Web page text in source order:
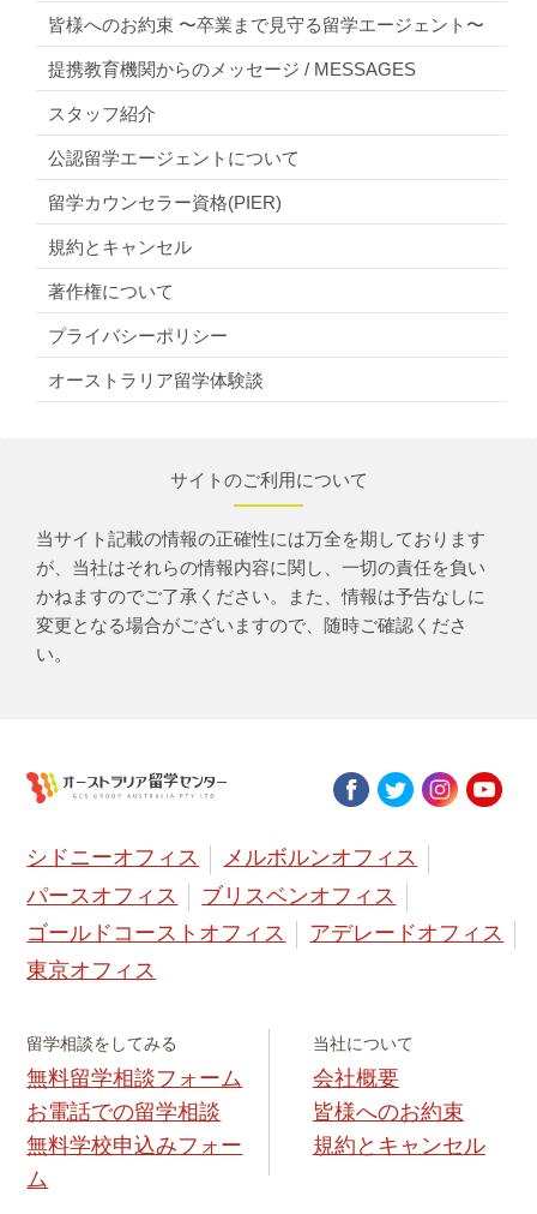
皆様へのお約束 〜卒業まで見守る留学エージェント〜
提携教育機関からのメッセージ / MESSAGES
スタッフ紹介
公認留学エージェントについて
留学カウンセラー資格(PIER)
規約とキャンセル
著作権について
プライバシーポリシー
オーストラリア留学体験談
サイトのご利用について
当サイト記載の情報の正確性には万全を期しております
が、当社はそれらの情報内容に関し、一切の責任を負い
かねますのでご了承ください。また、情報は予告なしに
変更となる場合がございますので、随時ご確認くださ
い。
シドニーオフィス
メルボルンオフィス
パースオフィス
ブリスベンオフィス
ゴールドコーストオフィス
アデレードオフィス
東京オフィス
留学相談をしてみる
無料留学相談フォーム
お電話での留学相談
無料学校申込みフォー
ム
当社について
会社概要
皆様へのお約束
規約とキャンセル